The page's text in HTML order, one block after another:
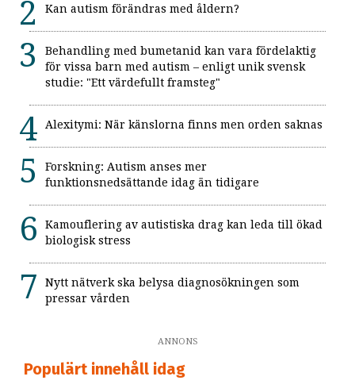
Kan autism förändras med åldern?
Behandling med bumetanid kan vara fördelaktig
för vissa barn med autism – enligt unik svensk
studie: "Ett värdefullt framsteg"
Alexitymi: När känslorna finns men orden saknas
Forskning: Autism anses mer
funktionsnedsättande idag än tidigare
Kamouflering av autistiska drag kan leda till ökad
biologisk stress
Nytt nätverk ska belysa diagnosökningen som
pressar vården
ANNONS
Populärt innehåll idag